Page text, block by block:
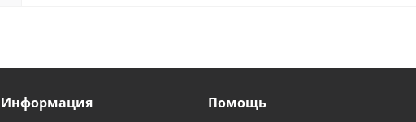
Информация Помощь